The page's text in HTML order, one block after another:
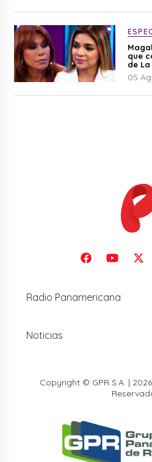
que
de
05
Radio Panamericana
Noticias
Copyright © GPR S.A. |